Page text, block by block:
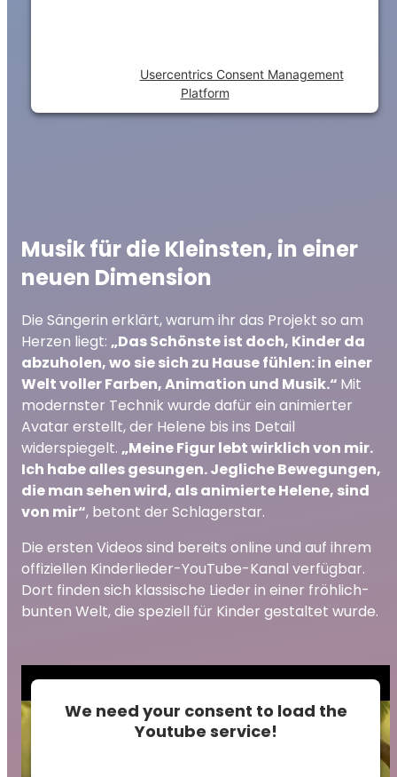
Usercentrics Consent Management
Platform
Musik für die Kleinsten, in einer
neuen Dimension
Die Sängerin erklärt, warum ihr das Projekt so am
Herzen liegt: „Das Schönste ist doch, Kinder da
abzuholen, wo sie sich zu Hause fühlen: in einer
Welt voller Farben, Animation und Musik.“ Mit
modernster Technik wurde dafür ein animierter
Avatar erstellt, der Helene bis ins Detail
widerspiegelt. „Meine Figur lebt wirklich von mir.
Ich habe alles gesungen. Jegliche Bewegungen,
die man sehen wird, als animierte Helene, sind
von mir“, betont der Schlagerstar.
Die ersten Videos sind bereits online und auf ihrem
offiziellen Kinderlieder-YouTube-Kanal verfügbar.
Dort finden sich klassische Lieder in einer fröhlich-
bunten Welt, die speziell für Kinder gestaltet wurde.
We need your consent to load the
Youtube service!